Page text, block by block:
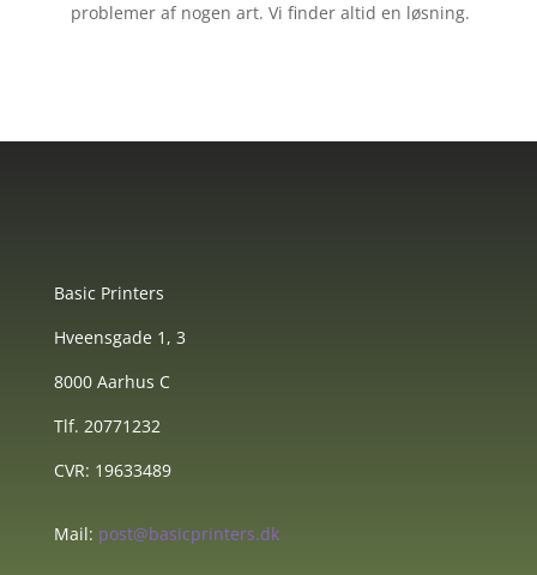
problemer af nogen art. Vi finder altid en løsning.
Basic Printers
Hveensgade 1, 3
8000 Aarhus C
Tlf. 20771232
CVR: 19633489
Mail: post@basicprinters.dk